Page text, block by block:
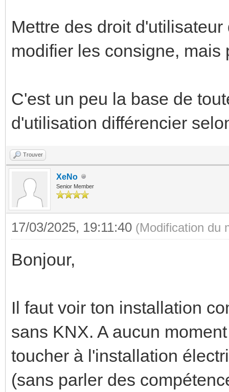
Mettre des droit
modifier les consigne, mais
C'est un peu la base de
d'utilisation différencier
Trouver
XeNo
Senior Member
17/03/2025, 19:11:40 (Modification du
Bonjour,
Il faut voir ton installation
sans KNX. A aucun
toucher à l'installation
(sans parler des